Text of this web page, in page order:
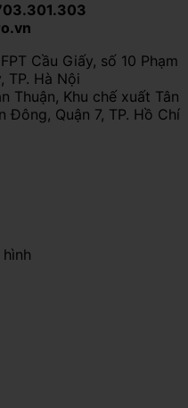
Cầu Giấy, số 10 Phạm
TP. Hà Nội
Thuận, Khu chế xuất Tân
Đông, Quận 7, TP. Hồ Chí